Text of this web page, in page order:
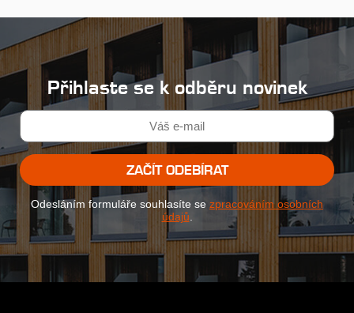
Přihlaste se k odběru novinek
ZAČÍT ODEBÍRAT
Odesláním formuláře souhlasíte se zpracováním osobních
údajů.